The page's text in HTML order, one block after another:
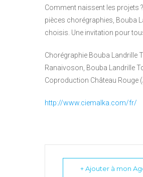
Comment naissent les projets
pièces chorégraphies, Bouba
choisis. Une invitation pour
Chorégraphie Bouba Landrille
Ranaivoson, Bouba Landrille
Coproduction Château Rouge
http://www.ciemalka.com/fr/
+ Ajouter à mon